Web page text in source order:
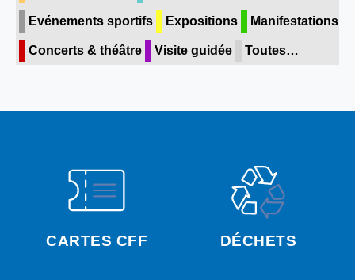
CARTES CFF DÉCHETS
Evénements sportifs Expositions Manifestations
Concerts & théâtre Visite guidée Toutes…